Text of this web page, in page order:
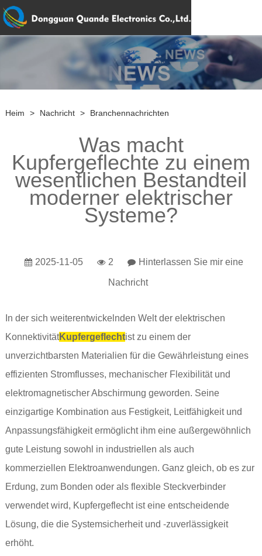
Heim > Nachricht > Branchennachrichten
Was macht
Kupfergeflechte zu einem
wesentlichen Bestandteil
moderner elektrischer
Systeme?
2025-11-05 2 Hinterlassen Sie mir eine
Nachricht
In der sich weiterentwickelnden Welt der elektrischen
KonnektivitätKupfergeflechtist zu einem der
unverzichtbarsten Materialien für die Gewährleistung eines
effizienten Stromflusses, mechanischer Flexibilität und
elektromagnetischer Abschirmung geworden. Seine
einzigartige Kombination aus Festigkeit, Leitfähigkeit und
Anpassungsfähigkeit ermöglicht ihm eine außergewöhnlich
gute Leistung sowohl in industriellen als auch
kommerziellen Elektroanwendungen. Ganz gleich, ob es zur
Erdung, zum Bonden oder als flexible Steckverbinder
verwendet wird, Kupfergeflecht ist eine entscheidende
Lösung, die die Systemsicherheit und -zuverlässigkeit
erhöht.